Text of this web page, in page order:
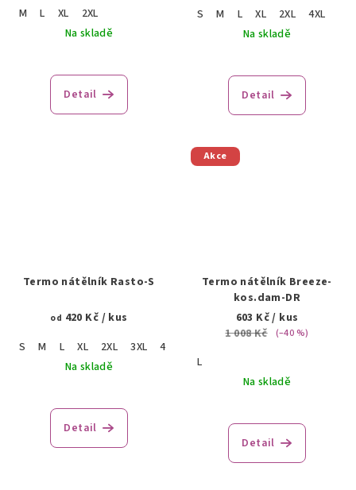
M
L XL
2XL
Na skladě
Detail
S
M L XL 2XL
4XL
Na skladě
Detail
Termo nátělník Rasto-S
od 420 Kč / kus
S
M L XL 2XL 3XL
4XL
Na skladě
Detail
Akce
Termo nátělník Breeze-
kos.dam-DR
603 Kč/ kus
1 008 Kč
(–40 %)
L
Na skladě
Detail